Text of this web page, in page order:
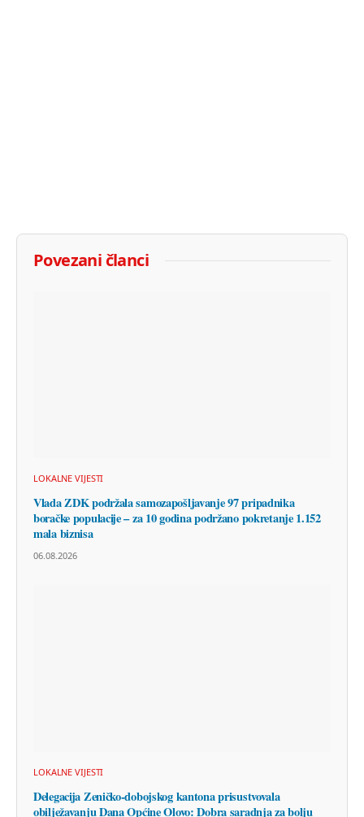
Povezani članci
LOKALNE VIJESTI
Vlada ZDK podržala samozapošljavanje 97 pripadnika
boračke populacije – za 10 godina podržano pokretanje 1.152
mala biznisa
06.08.2026
LOKALNE VIJESTI
Delegacija Zeničko-dobojskog kantona prisustvovala
obilježavanju Dana Općine Olovo: Dobra saradnja za bolju